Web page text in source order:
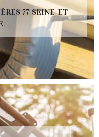
77 SEINE-ET-